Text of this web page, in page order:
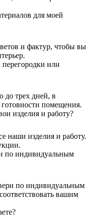
для моей
и фактур, чтобы вы
перегородки или
до трех дней, в
помещения.
изделия и работу?
наши изделия и работу.
по индивидуальным
по индивидуальным
вашим